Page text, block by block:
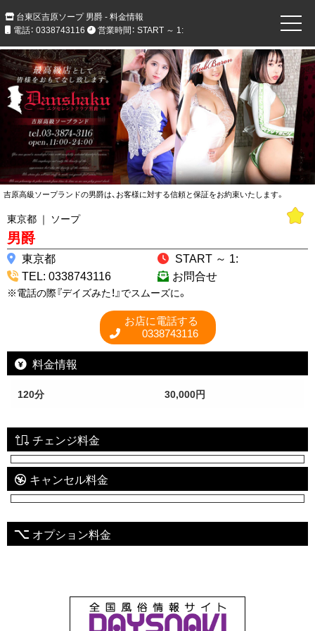
台東区吉原ソープ 男爵 - 料金情報
電話： 0338743116
営業時間： START ～ 1:
吉原高級ソープランドの男爵は、お客様に対する信頼と保証をお約束いたします。
東京都 ｜ ソープ
男爵
東京都
START ～ 1:
TEL: 0338743116
お問合せ
※電話の際『デイズみた！』でスムーズに。
お店に電話する
0338743116
料金情報
120分 30,000円
チェンジ料金
キャンセル料金
オプション料金